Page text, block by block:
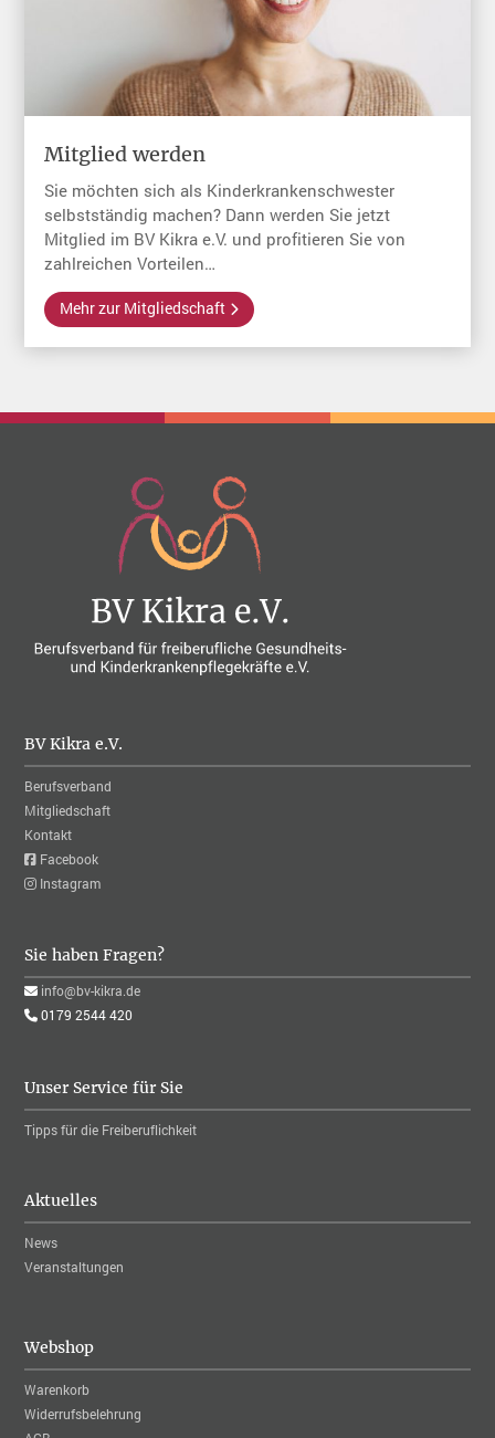
Mitglied werden
Sie möchten sich als Kinderkrankenschwester
selbstständig machen? Dann werden Sie jetzt
Mitglied im BV Kikra e.V. und profitieren Sie von
zahlreichen Vorteilen…
Mehr zur Mitgliedschaft
BV Kikra e.V.
Berufsverband
Mitgliedschaft
Kontakt
Facebook
Instagram
Sie haben Fragen?
ed.arkik-vb@ofni
0179 2544 420
Unser Service für Sie
Tipps für die Freiberuflichkeit
Aktuelles
News
Veranstaltungen
Webshop
Warenkorb
Widerrufsbelehrung